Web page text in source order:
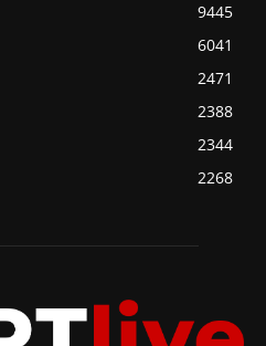
9445
6041
2471
2388
2344
2268